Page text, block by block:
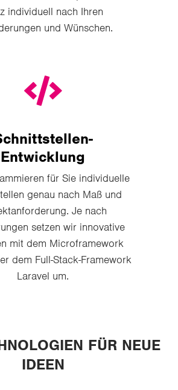
individuell nach Ihren
und Wünschen.
Entwicklung
für Sie individuelle
genau nach Maß und
Je nach
setzen wir innovative
mit dem Microframework
dem Full-Stack-Framework
Laravel um.
FÜR NEUE
IDEEN